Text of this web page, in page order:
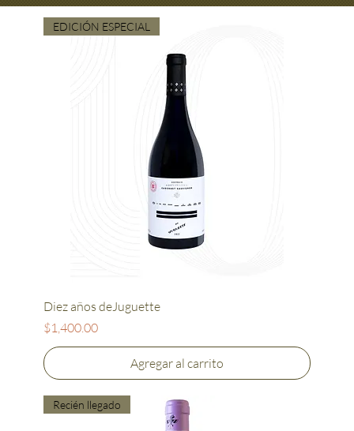
EDICIÓN ESPECIAL
Diez años deJuguette
Precio
$1,400.00
Agregar al carrito
Recién llegado